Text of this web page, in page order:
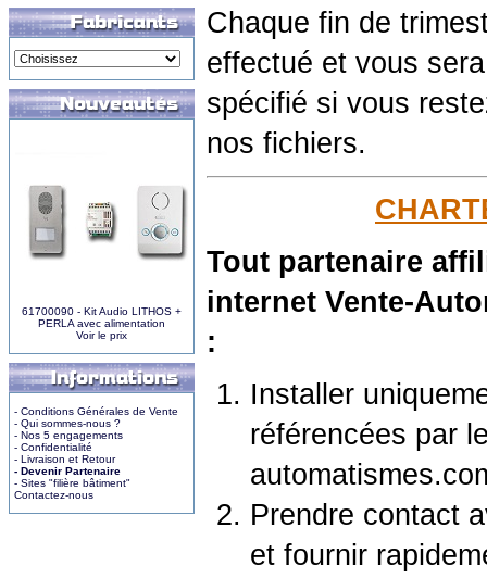
61700090 - Kit Audio LITHOS +
PERLA avec alimentation
Voir le prix
- Conditions Générales de Vente
- Qui sommes-nous ?
- Nos 5 engagements
- Confidentialité
- Livraison et Retour
- Devenir Partenaire
- Sites "filière bâtiment"
Contactez-nous
Chaque fin de
effectué et vous
spécifié si vous
nos fichiers.
Tout partenaire
internet Vente-
:
Installer
référencées par
Prendre contact
et fournir